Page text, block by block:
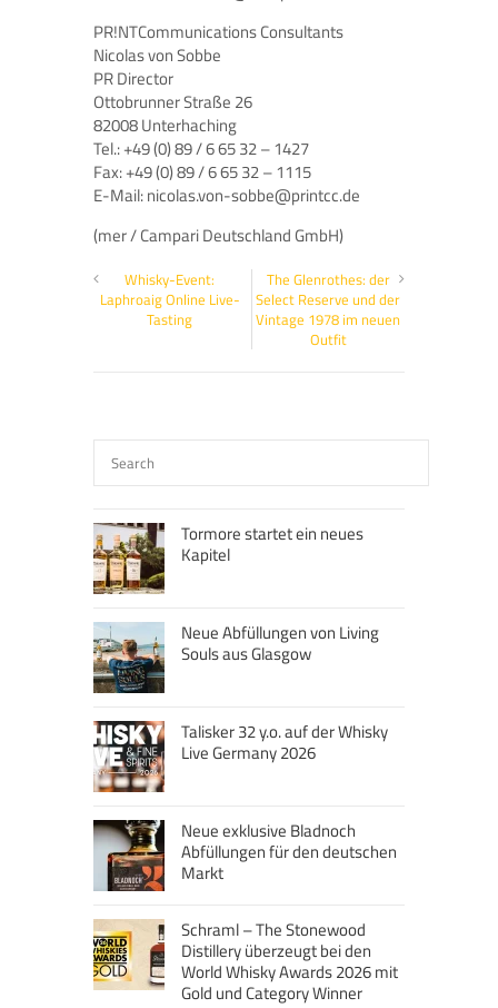
PR!NTCommunications Consultants
Nicolas von Sobbe
PR Director
Ottobrunner Straße 26
82008 Unterhaching
Tel.: +49 (0) 89 / 6 65 32 – 1427
Fax: +49 (0) 89 / 6 65 32 – 1115
E-Mail: nicolas.von-sobbe@printcc.de
(mer / Campari Deutschland GmbH)
Whisky-Event:
Laphroaig Online Live-
Tasting
The Glenrothes: der
Select Reserve und der
Vintage 1978 im neuen
Outfit
Tormore startet ein neues
Kapitel
Neue Abfüllungen von Living
Souls aus Glasgow
Talisker 32 y.o. auf der Whisky
Live Germany 2026
Neue exklusive Bladnoch
Abfüllungen für den deutschen
Markt
Schraml – The Stonewood
Distillery überzeugt bei den
World Whisky Awards 2026 mit
Gold und Category Winner